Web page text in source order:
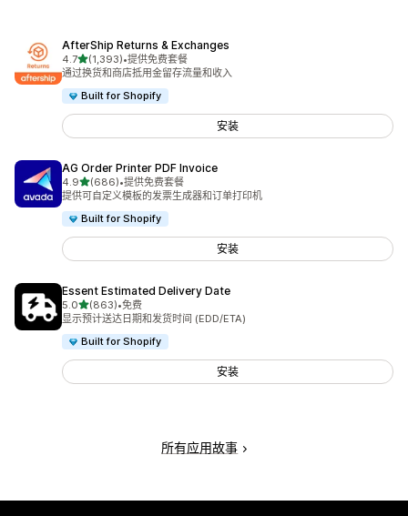
AfterShip Returns & Exchanges
4.7星（满分 5 星）
(1,393)
总共 1393 条评论
•提供免费套餐
通过换货和商店抵用金留存流量和收入
Built for Shopify
安装
AG Order Printer PDF Invoice
4.9星（满分 5 星）
(686)
总共 686 条评论
•提供免费套餐
提供可自定义模板的发票生成器和订单打印机
Built for Shopify
安装
Essent Estimated Delivery Date
5.0星（满分 5 星）
(863)
总共 863 条评论
•免费
显示预计送达日期和发货时间 (EDD/ETA)
Built for Shopify
安装
所有应用故事